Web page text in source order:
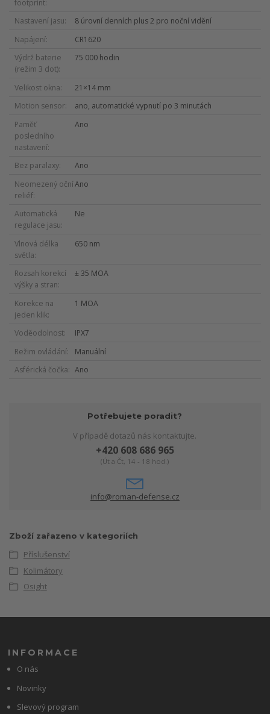
footprint
Nastavení jasu
8 úrovní denních plus 2 pro noční vidění
Napájení
CR1620
Výdrž baterie
(režim 3 dot)
75 000 hodin
Velikost okna
21×14 mm
Motion sensor
ano, automatické vypnutí po 3 minutách
Paměť
posledního
nastavení
Ano
Bez paralaxy
Ano
Neomezený oční
reliéf
Ano
Automatická
regulace jasu
Ne
Vlnová délka
světla
650 nm
Rozsah korekcí
výšky a stran
± 35 MOA
Korekce na
jeden klik
1 MOA
Voděodolnost
IPX7
Režim ovládání
Manuální
Asférická čočka
Ano
Potřebujete poradit?
V případě dotazů nás kontaktujte.
+420 608 686 965
(Út a Čt, 14 - 18 hod.)
info@roman-defense.cz
Zboží zařazeno v kategoriích
Příslušenství
Kolimátory
Osight
INFORMACE
O nás
Novinky
Slevový program